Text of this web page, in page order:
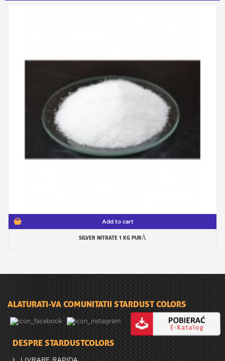
Add to cart
SILVER NITRATE 1 KG PURĂ
ALATURATI-VA COMUNITATII STARDUST COLORS
DESPRE STARDUSTCOLORS